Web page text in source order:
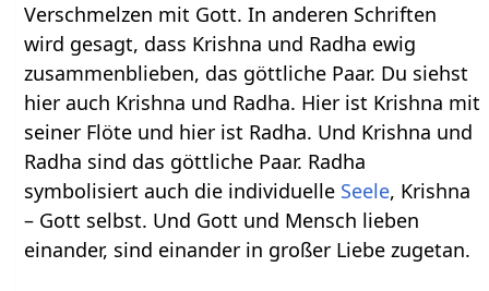
Verschmelzen mit Gott. In anderen Schriften
wird gesagt, dass Krishna und Radha ewig
zusammenblieben, das göttliche Paar. Du siehst
hier auch Krishna und Radha. Hier ist Krishna mit
seiner Flöte und hier ist Radha. Und Krishna und
Radha sind das göttliche Paar. Radha
symbolisiert auch die individuelle Seele, Krishna
– Gott selbst. Und Gott und Mensch lieben
einander, sind einander in großer Liebe zugetan.